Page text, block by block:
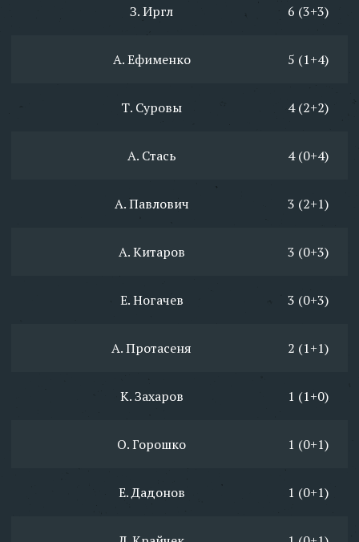
З. Иргл 6 (3+3)
А. Ефименко 5 (1+4)
Т. Суровы 4 (2+2)
А. Стась 4 (0+4)
А. Павлович 3 (2+1)
А. Китаров 3 (0+3)
Е. Ногачев 3 (0+3)
А. Протасеня 2 (1+1)
К. Захаров 1 (1+0)
О. Горошко 1 (0+1)
Е. Дадонов 1 (0+1)